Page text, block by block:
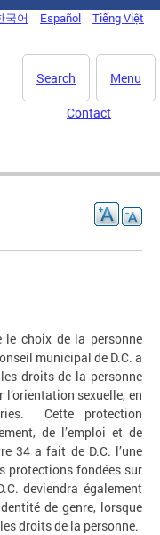
국어 Español Tiếng Việt
Menu
Search
Contact
le choix de la personne
municipal de D.C. a
droits de la personne
sexuelle, en
Cette protection
de l’emploi et de
34 a fait de D.C. l’une
protections fondées sur
deviendra également
de genre, lorsque
droits de la personne.